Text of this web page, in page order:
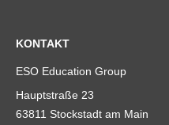
KONTAKT
ESO Education Group
Hauptstraße 23
63811 Stockstadt am Main